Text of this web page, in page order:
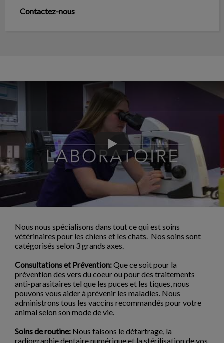
Contactez-nous
Play
Nous nous spécialisons dans tout ce qui est soins
vétérinaires pour les chiens et les chats. Nos soins sont
catégorisés selon 3 grands axes.
Consultations et Prévention:Que ce soit pour la
prévention des vers du coeur ou pour des traitements
anti-parasitaires tel que les puces et les tiques, nous
pouvons vous aider à prévenir les maladies. Nous
administrons tous les vaccins recommandés pour votre
animal selon son mode de vie.
Soins de routine: Nous faisons le détartrage, la
radiographie dentaire numérique et la stérilisation de vos